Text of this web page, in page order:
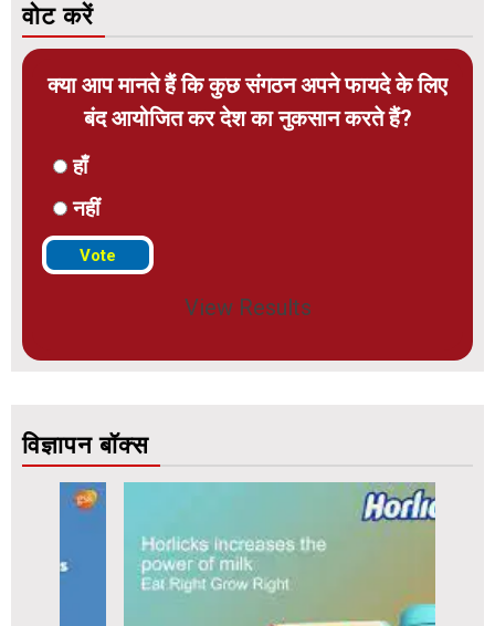
वोट करें
क्या आप मानते हैं कि कुछ संगठन अपने फायदे के लिए
बंद आयोजित कर देश का नुकसान करते हैं?
हाँ
नहीं
View Results
विज्ञापन बॉक्स